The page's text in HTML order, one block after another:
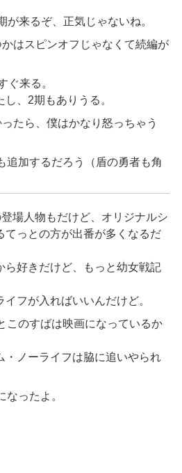
が来るぞ、正気じゃないね。
はスピンオフじゃなくて続編が
ぐ来る。
、2期もありうる。
たら、僕はかなり怒っちゃう
追加するだろう（盾の勇者も角
場人物もだけど、オリジナルシ
てっとの方が出番が多くなるだ
ら好きだけど、もっと幼女戦記
フが入ればいいんだけど。
このすばは映画になっているか
・ノーライフは脇に追いやられ
ったよ。